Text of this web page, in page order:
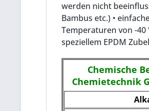
werden nicht
Bambus etc.) •
Temperaturen von -40
speziellem EPDM
Chemische
Chemietechnik